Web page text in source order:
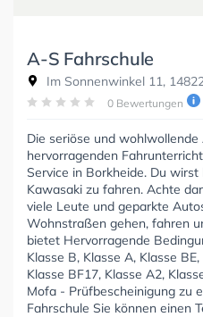
A-S Fahrschule
Im Sonnenwinkel 11,
0 Bewertungen
Die seriöse und
hervorragenden
Service in Borkheide. Du
Kawasaki zu fahren. Achte
viele Leute und geparkte
Wohnstraßen gehen, fahren
bietet Hervorragende
Klasse B, Klasse A, Klasse
Klasse BF17, Klasse A2,
Mofa - Prüfbescheinigung zu
Fahrschule Sie können einen